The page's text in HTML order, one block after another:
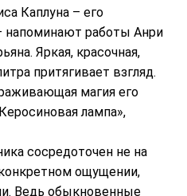
Каплуна – его
работы Анри
Яркая, красочная,
притягивает взгляд.
магия его
лампа»,
сосредоточен не на
ощущении,
Ведь обыкновенные